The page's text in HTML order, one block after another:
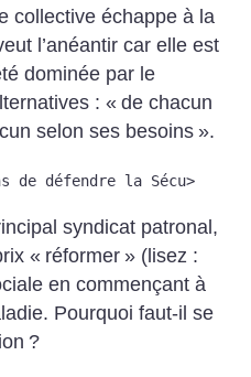
collective échappe à la
l’anéantir car elle est
dominée par le
: « de chacun
selon ses besoins ».
défendre la Sécu>
syndicat patronal,
« réformer » (lisez :
en commençant à
Pourquoi faut-il se
?